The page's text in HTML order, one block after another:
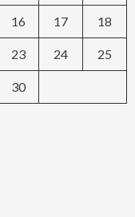
16 17 18
23 24 25
30